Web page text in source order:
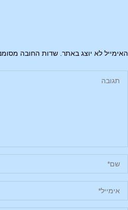
האימייל לא יוצג באתר. שדות החובה